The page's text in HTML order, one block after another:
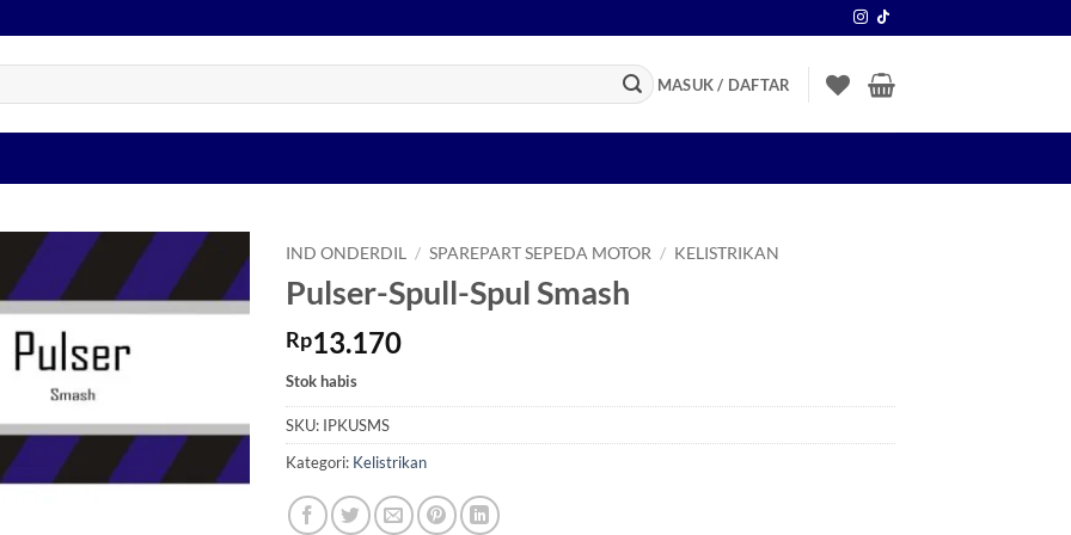
MASUK / DAFTAR
Tambahkan
IND ONDERDIL / SPAREPART SEPEDA MOTOR / KELISTRIKAN
Pulser-Spull-Spul Smash
Rp13.170
Stok habis
SKU: IPKUSMS
Kategori: Kelistrikan